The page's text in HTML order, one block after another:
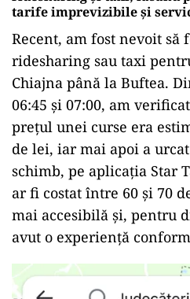
tarife imprevizibile și
Recent, am fost nevoit să
ridesharing sau taxi
Chiajna până la Buftea.
06:45 și 07:00, am
prețul unei curse era
de lei, iar mai apoi a
schimb, pe aplicația Star
ar fi costat între 60 și 70
mai accesibilă și, pentru
avut o experiență